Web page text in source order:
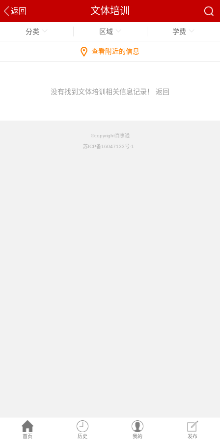
返回 文体培训
首页 历史 我的 发布
分类 区域 学费
查看附近的信息
没有找到文体培训相关信息记录！ 返回
©copyright百事通
苏ICP备16047133号-1